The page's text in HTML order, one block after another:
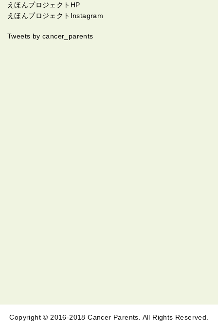
えほんプロジェクトHP
えほんプロジェクトInstagram
Tweets by cancer_parents
Copyright © 2016-2018 Cancer Parents. All Rights Reserved.